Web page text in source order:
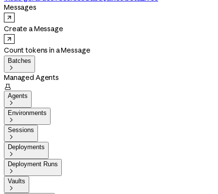
Messages
Create a Message
Count tokens in a Message
Batches

Managed Agents

Agents

Environments

Sessions

Deployments

Deployment Runs

Vaults
